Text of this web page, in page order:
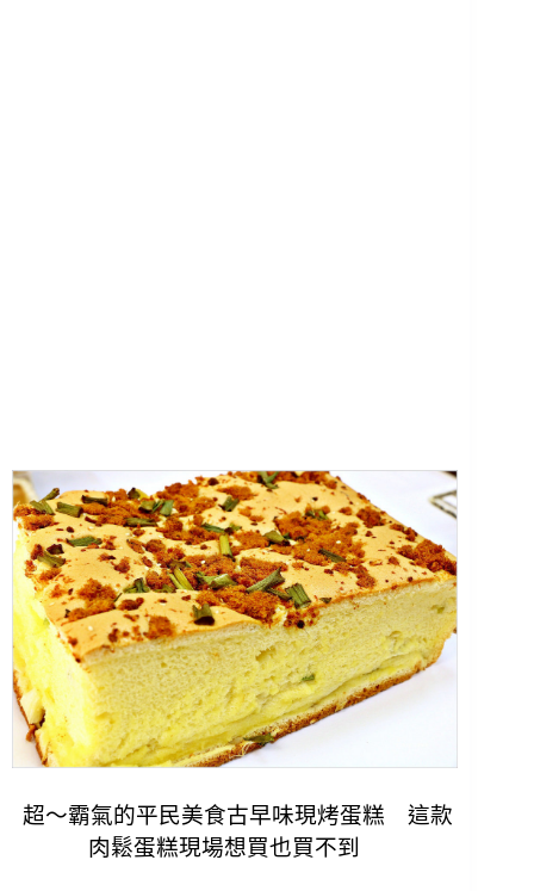
超～霸氣的平民美食古早味現烤蛋糕 這款
肉鬆蛋糕現場想買也買不到